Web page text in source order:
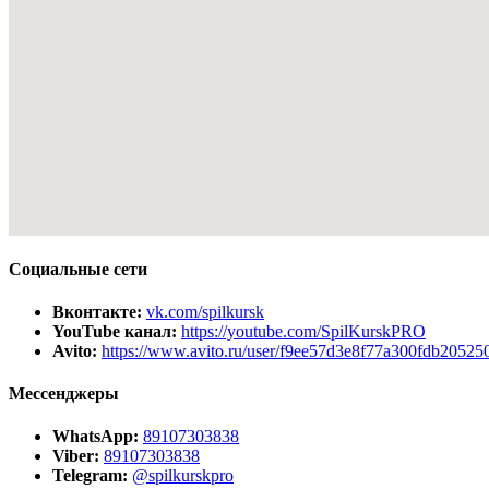
Социальные сети
Вконтакте: vk.com/spilkursk
YouTube канал: https://youtube.com/SpilKurskPRO
Avito: https://www.avito.ru/user/
Мессенджеры
WhatsApp: 89107303838
Viber: 89107303838
Telegram: @spilkurskpro